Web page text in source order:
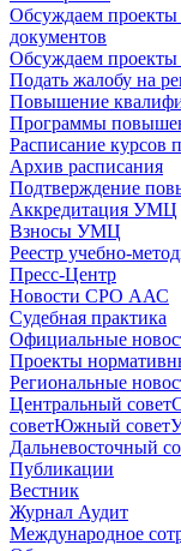
Обсуждаем проекты
документов
Обсуждаем
Подать жалобу на
Повышение
Программы
Расписание курсов
Архив расписания
Подтверждение
Аккредитация УМЦ
Взносы УМЦ
Реестр учебно-
Пресс-Центр
Новости СРО ААС
Судебная практика
Официальные
Проекты
Региональные
Центральный совет
советЮжный совет
Дальневосточный
Публикации
Вестник
Журнал Аудит
Международное